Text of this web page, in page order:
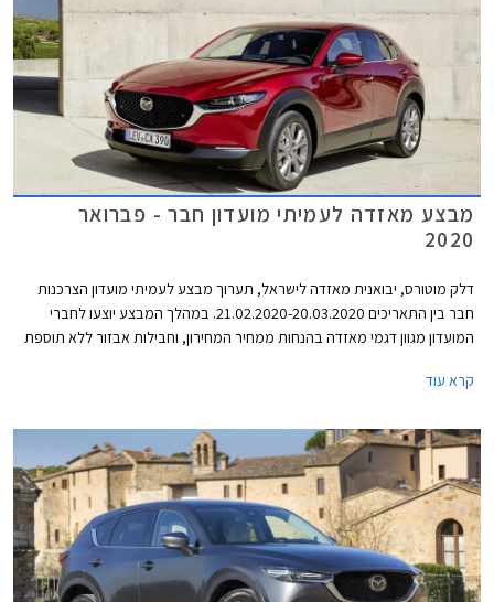
מבצע מאזדה לעמיתי מועדון חבר - פברואר
2020
דלק מוטורס, יבואנית מאזדה לישראל, תערוך מבצע לעמיתי מועדון הצרכנות
חבר בין התאריכים 21.02.2020-20.03.2020. במהלך המבצע יוצעו לחברי
המועדון מגוון דגמי מאזדה בהנחות ממחיר המחירון, וחבילות אבזור ללא תוספת
ליס. המבצע יתקיים בכל אולמות התצוגה של מאזדה ברחבי הארץ.
קרא עוד